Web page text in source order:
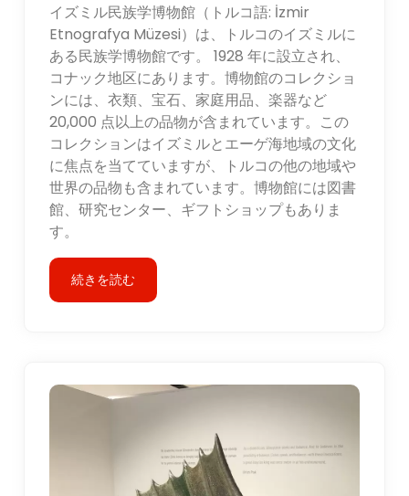
イズミル民族学博物館（トルコ語: İzmir
Etnografya Müzesi）は、トルコのイズミルに
ある民族学博物館です。 1928 年に設立され、
コナック地区にあります。博物館のコレクショ
ンには、衣類、宝石、家庭用品、楽器など
20,000 点以上の品物が含まれています。この
コレクションはイズミルとエーゲ海地域の文化
に焦点を当てていますが、トルコの他の地域や
世界の品物も含まれています。博物館には図書
館、研究センター、ギフトショップもありま
す。
続きを読む